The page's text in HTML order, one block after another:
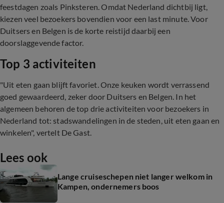
feestdagen zoals Pinksteren. Omdat Nederland dichtbij ligt,
kiezen veel bezoekers bovendien voor een last minute. Voor
Duitsers en Belgen is de korte reistijd daarbij een
doorslaggevende factor.
Top 3 activiteiten
"Uit eten gaan blijft favoriet. Onze keuken wordt verrassend
goed gewaardeerd, zeker door Duitsers en Belgen. In het
algemeen behoren de top drie activiteiten voor bezoekers in
Nederland tot: stadswandelingen in de steden, uit eten gaan en
winkelen", vertelt De Gast.
Lees ook
Lange cruiseschepen niet langer welkom in
Kampen, ondernemers boos